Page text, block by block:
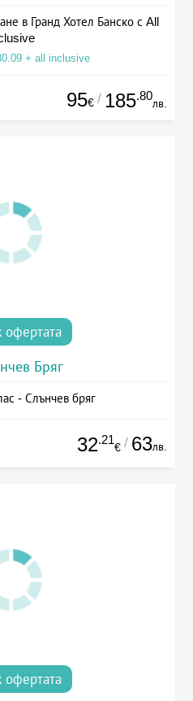
в Гранд Хотел Банско с All
+ all inclusive
95€ / 185.80
лв.
офертата
Бряг
- Слънчев бряг
32.21
€ / 63лв.
офертата